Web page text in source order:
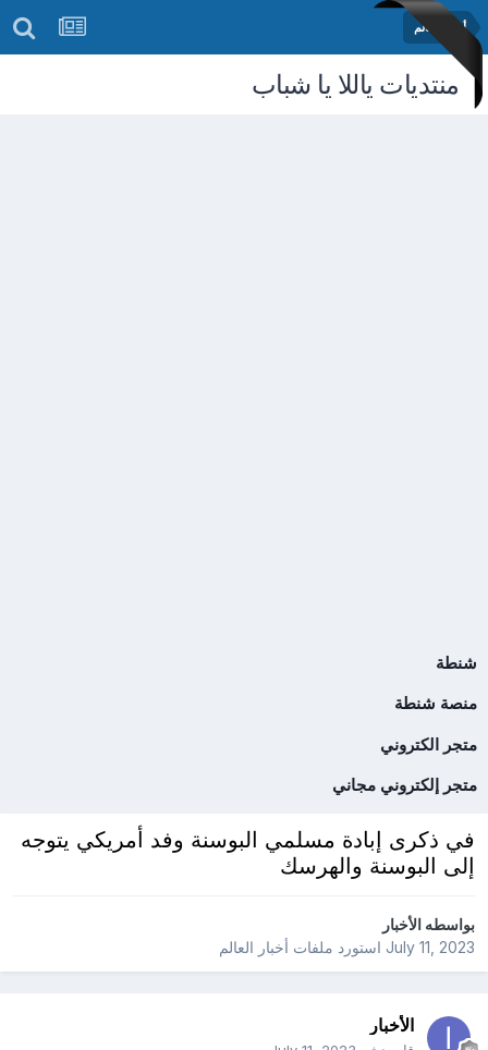
أخبار العالم
منتديات ياللا يا شباب
شنطة
منصة شنطة
متجر الكتروني
متجر إلكتروني مجاني
في ذكرى إبادة مسلمي البوسنة وفد أمريكي يتوجه
إلى البوسنة والهرسك
بواسطهالأخبار
July 11, 2023استورد ملفات أخبار العالم
الأخبار